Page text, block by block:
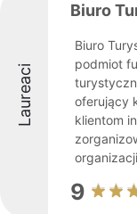
Laureaci
Biuro
Biuro
podmiot
oferujący
klientom
9